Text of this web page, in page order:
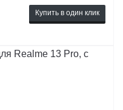
Купить в один клик
Realme 13 Pro, с